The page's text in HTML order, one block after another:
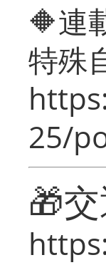
🔶連
特殊
25/
🎁